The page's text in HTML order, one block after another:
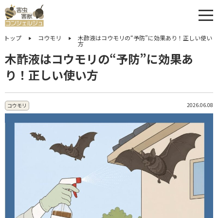
トップ コウモリ 木酢液はコウモリの“予防”に効果あり！正しい使い
方
木酢液はコウモリの“予防”に効果あ
り！正しい使い方
コウモリ 2026.06.08